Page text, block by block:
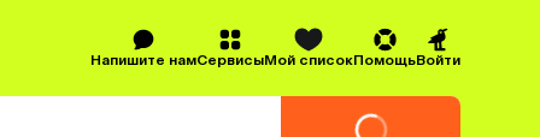
Напишите намСервисыМой списокПомощьВойти